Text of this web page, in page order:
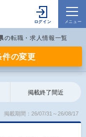
の転職・求人情報一覧
件の変更
掲載終了間近
掲載期間：26/07/31～26/08/17